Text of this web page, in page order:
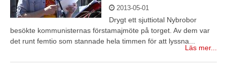
2013-05-01
Drygt ett sjuttiotal Nybrobor
besökte kommunisternas förstamajmöte på torget. Av dem var
det runt femtio som stannade hela timmen för att lyssna...
Läs mer...